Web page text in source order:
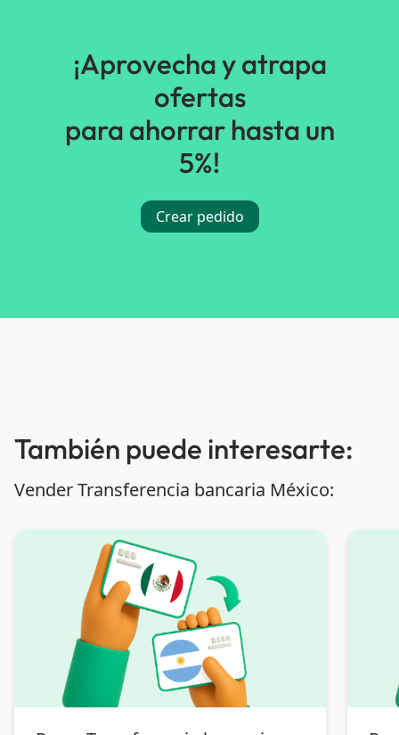
¡Aprovecha y atrapa
ofertas
para ahorrar hasta un
5%!
Crear pedido
También puede interesarte:
Vender Transferencia bancaria México: